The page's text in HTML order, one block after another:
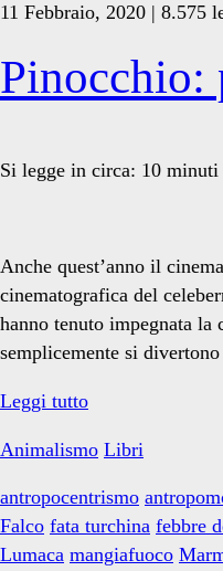
Tag:
11 Febbraio, 2020 | 8.575
Pinocchio:
Si legge in circa: 10 minuti
Anche quest’anno il
cinematografica del
hanno tenuto impegnata
semplicemente si
Leggi tuttoPinocchio:
Animalismo Libri
antropocentrismo
Falco fata turchina febbre
Lumaca mangiafuoco